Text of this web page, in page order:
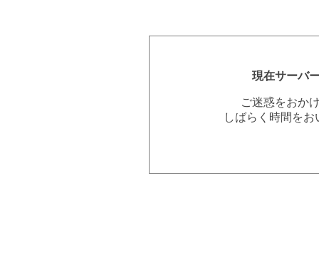
現在サーバ
ご迷惑をおか
しばらく時間を